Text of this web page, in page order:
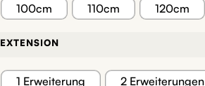
100cm 110cm 120cm
EXTENSION
1 Erweiterung 2 Erweiterungen